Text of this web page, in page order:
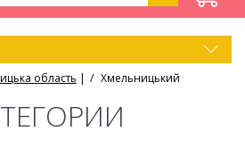
область | Хмельницький